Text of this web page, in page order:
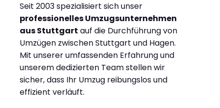
Seit 2003 spezialisiert sich unser
professionelles Umzugsunternehmen
aus Stuttgart auf die Durchführung von
Umzügen zwischen Stuttgart und Hagen.
Mit unserer umfassenden Erfahrung und
unserem dedizierten Team stellen wir
sicher, dass Ihr Umzug reibungslos und
effizient verläuft.